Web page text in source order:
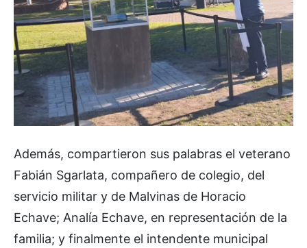
Además, compartieron sus palabras el veterano
Fabián Sgarlata, compañero de colegio, del
servicio militar y de Malvinas de Horacio
Echave; Analía Echave, en representación de la
familia; y finalmente el intendente municipal